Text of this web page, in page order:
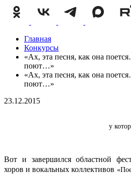
Главная
Конкурсы
«Ах, эта песня, как она
поют…»
«Ах, эта песня, как она
поют…»
23.12.2015
у
Вот и завершился областной
хоров и вокальных коллективов